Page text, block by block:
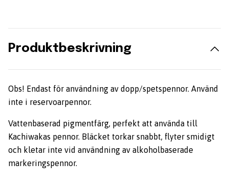
Produktbeskrivning
Obs! Endast för användning av dopp/spetspennor. Använd
inte i reservoarpennor.
Vattenbaserad pigmentfärg, perfekt att använda till
Kachiwakas pennor. Bläcket torkar snabbt, flyter smidigt
och kletar inte vid användning av alkoholbaserade
markeringspennor.